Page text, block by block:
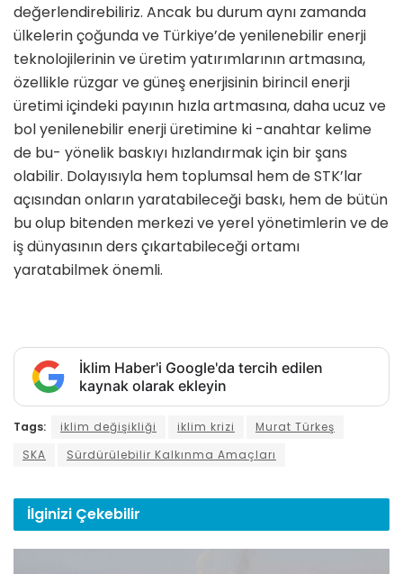
değerlendirebiliriz. Ancak bu durum aynı zamanda
ülkelerin çoğunda ve Türkiye’de yenilenebilir enerji
teknolojilerinin ve üretim yatırımlarının artmasına,
özellikle rüzgar ve güneş enerjisinin birincil enerji
üretimi içindeki payının hızla artmasına, daha ucuz ve
bol yenilenebilir enerji üretimine ki -anahtar kelime
de bu- yönelik baskıyı hızlandırmak için bir şans
olabilir. Dolayısıyla hem toplumsal hem de STK’lar
açısından onların yaratabileceği baskı, hem de bütün
bu olup bitenden merkezi ve yerel yönetimlerin ve de
iş dünyasının ders çıkartabileceği ortamı
yaratabilmek önemli.
İklim Haber'i Google'da tercih edilen
kaynak olarak ekleyin
Tags: iklim değişikliği iklim krizi
Murat Türkeş
SKA
Sürdürülebilir Kalkınma Amaçları
İlginizi Çekebilir